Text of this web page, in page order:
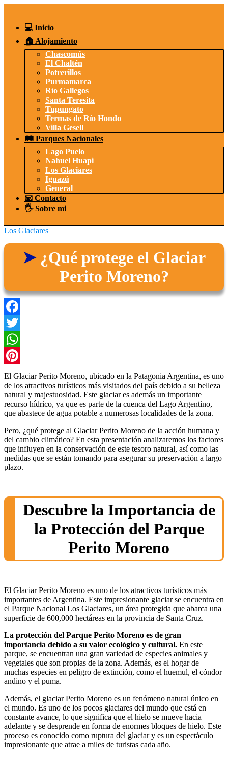
contenido💻 Inicio
🏠 Alojamiento
Chascomús
El Chaltén
Potrerillos
Purmamarca
Río Gallegos
Santa Teresita
Tupungato
Termas de Río Hondo
Villa Gesell
🛤️ Parques Nacionales
Lago Puelo
Nahuel Huapi
Los Glaciares
Iguazú
General
📧 Contacto
🖐️ Sobre mi
Los Glaciares
¿Qué protege el Glaciar
Perito Moreno?
Facebook
Twitter
WhatsApp
Pinterest
El Glaciar Perito Moreno, ubicado en la Patagonia Argentina, es uno
de los atractivos turísticos más visitados del país debido a su belleza
natural y majestuosidad. Este glaciar es además un importante
recurso hídrico, ya que es parte de la cuenca del Lago Argentino,
que abastece de agua potable a numerosas localidades de la zona.
Pero, ¿qué protege al Glaciar Perito Moreno de la acción humana y
del cambio climático? En esta presentación analizaremos los factores
que influyen en la conservación de este tesoro natural, así como las
medidas que se están tomando para asegurar su preservación a largo
plazo.
Descubre la Importancia de
la Protección del Parque
Perito Moreno
El Glaciar Perito Moreno es uno de los atractivos turísticos más
importantes de Argentina. Este impresionante glaciar se encuentra en
el Parque Nacional Los Glaciares, un área protegida que abarca una
superficie de 600,000 hectáreas en la provincia de Santa Cruz.
La protección del Parque Perito Moreno es de gran
importancia debido a su valor ecológico y cultural. En este
parque, se encuentran una gran variedad de especies animales y
vegetales que son propias de la zona. Además, es el hogar de
muchas especies en peligro de extinción, como el huemul, el cóndor
andino y el puma.
Además, el glaciar Perito Moreno es un fenómeno natural único en
el mundo. Es uno de los pocos glaciares del mundo que está en
constante avance, lo que significa que el hielo se mueve hacia
adelante y se desprende en forma de enormes bloques de hielo. Este
proceso es conocido como ruptura del glaciar y es un espectáculo
impresionante que atrae a miles de turistas cada año.